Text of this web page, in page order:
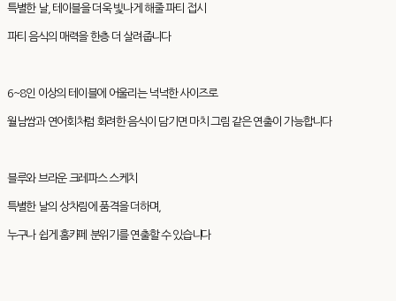
특별한 날, 테이블을 더욱 빛나게 해줄 파티 접시
파티 음식의 매력을 한층 더 살려줍니다
6~8인 이상의 테이블에 어울리는 넉넉한 사이즈로
월남쌈과 연어회처럼 화려한 음식이 담기면 마치 그림 같은 연출이 가능합니다
블루와 브라운 크레파스 스케치
특별한 날의 상차림에 품격을 더하며,
누구나 쉽게 홈카페 분위기를 연출할 수 있습니다